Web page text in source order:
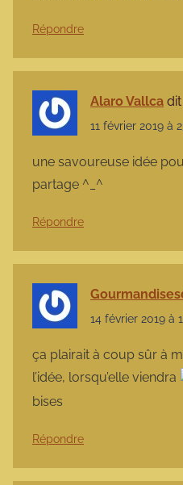
Répondre
Alaro Vallca dit
11 février 2019 à
une savoureuse idée
partage ^_^
Répondre
14 février 2019 à
ça plairait à coup sûr à
l’idée, lorsqu’elle viendra
bises
Répondre